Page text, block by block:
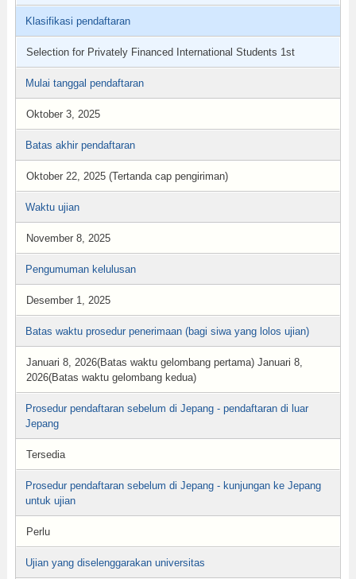
Klasifikasi pendaftaran
Selection for Privately Financed International Students 1st
Mulai tanggal pendaftaran
Oktober 3, 2025
Batas akhir pendaftaran
Oktober 22, 2025 (Tertanda cap pengiriman)
Waktu ujian
November 8, 2025
Pengumuman kelulusan
Desember 1, 2025
Batas waktu prosedur penerimaan (bagi siwa yang lolos ujian)
Januari 8, 2026(Batas waktu gelombang pertama) Januari 8,
2026(Batas waktu gelombang kedua)
Prosedur pendaftaran sebelum di Jepang - pendaftaran di luar
Jepang
Tersedia
Prosedur pendaftaran sebelum di Jepang - kunjungan ke Jepang
untuk ujian
Perlu
Ujian yang diselenggarakan universitas